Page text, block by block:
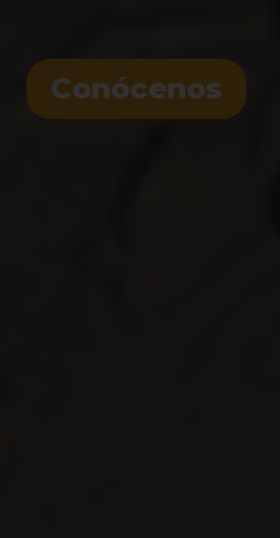
Conócenos